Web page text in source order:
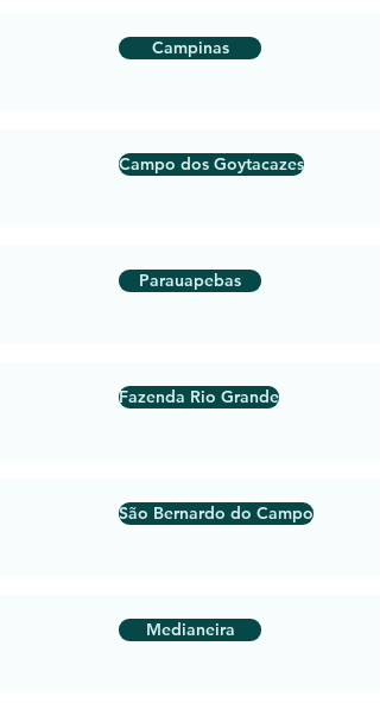
Campinas
Campo dos Goytacazes
Parauapebas
Fazenda Rio Grande
São Bernardo do Campo
Medianeira